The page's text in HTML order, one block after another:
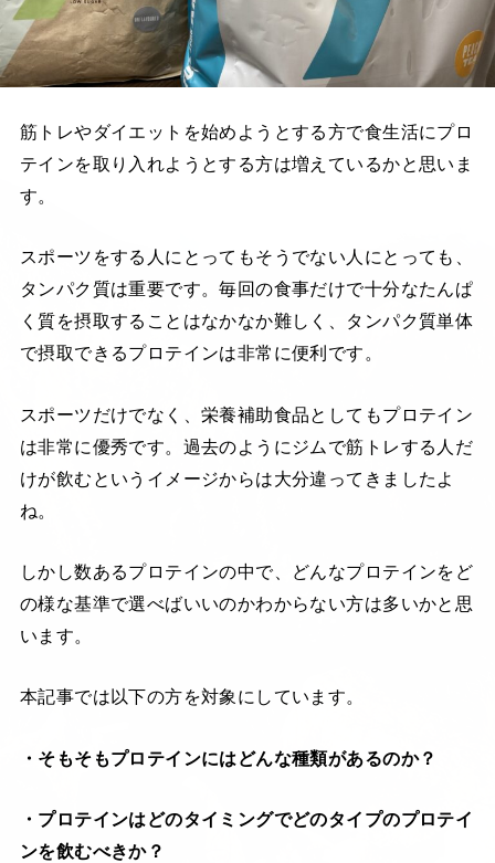
筋トレやダイエットを始めようとする方で食生活にプロ
テインを取り入れようとする方は増えているかと思いま
す。
スポーツをする人にとってもそうでない人にとっても、
タンパク質は重要です。毎回の食事だけで十分なたんぱ
く質を摂取することはなかなか難しく、タンパク質単体
で摂取できるプロテインは非常に便利です。
スポーツだけでなく、栄養補助食品としてもプロテイン
は非常に優秀です。過去のようにジムで筋トレする人だ
けが飲むというイメージからは大分違ってきましたよ
ね。
しかし数あるプロテインの中で、どんなプロテインをど
の様な基準で選べばいいのかわからない方は多いかと思
います。
本記事では以下の方を対象にしています。
・そもそもプロテインにはどんな種類があるのか？
・プロテインはどのタイミングでどのタイプのプロテイ
ンを飲むべきか？